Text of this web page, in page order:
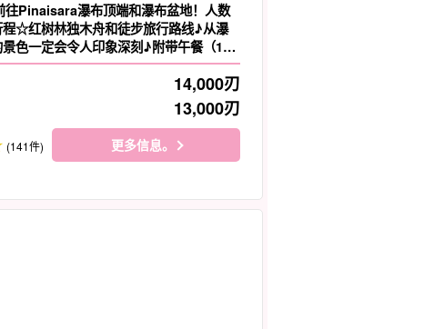
往Pinaisara瀑布顶端和瀑布盆地！人数
程☆红树林独木舟和徒步旅行路线♪从瀑
色一定会令人印象深刻♪附带午餐（12
14,000刃
13,000刃
(141件) 更多信息。